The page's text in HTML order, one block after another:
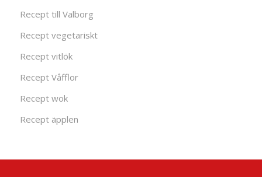
Recept till Valborg
Recept vegetariskt
Recept vitlök
Recept Våfflor
Recept wok
Recept äpplen